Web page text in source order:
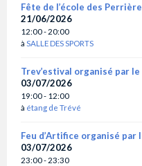
Fête de l’école des
21/06/2026
12:00 - 20:00
à SALLE DES SPORTS
Trev’estival organisé par
03/07/2026
19:00 - 12:00
à étang de Trévé
Feu d’Artifice organisé par
03/07/2026
23:00 - 23:30